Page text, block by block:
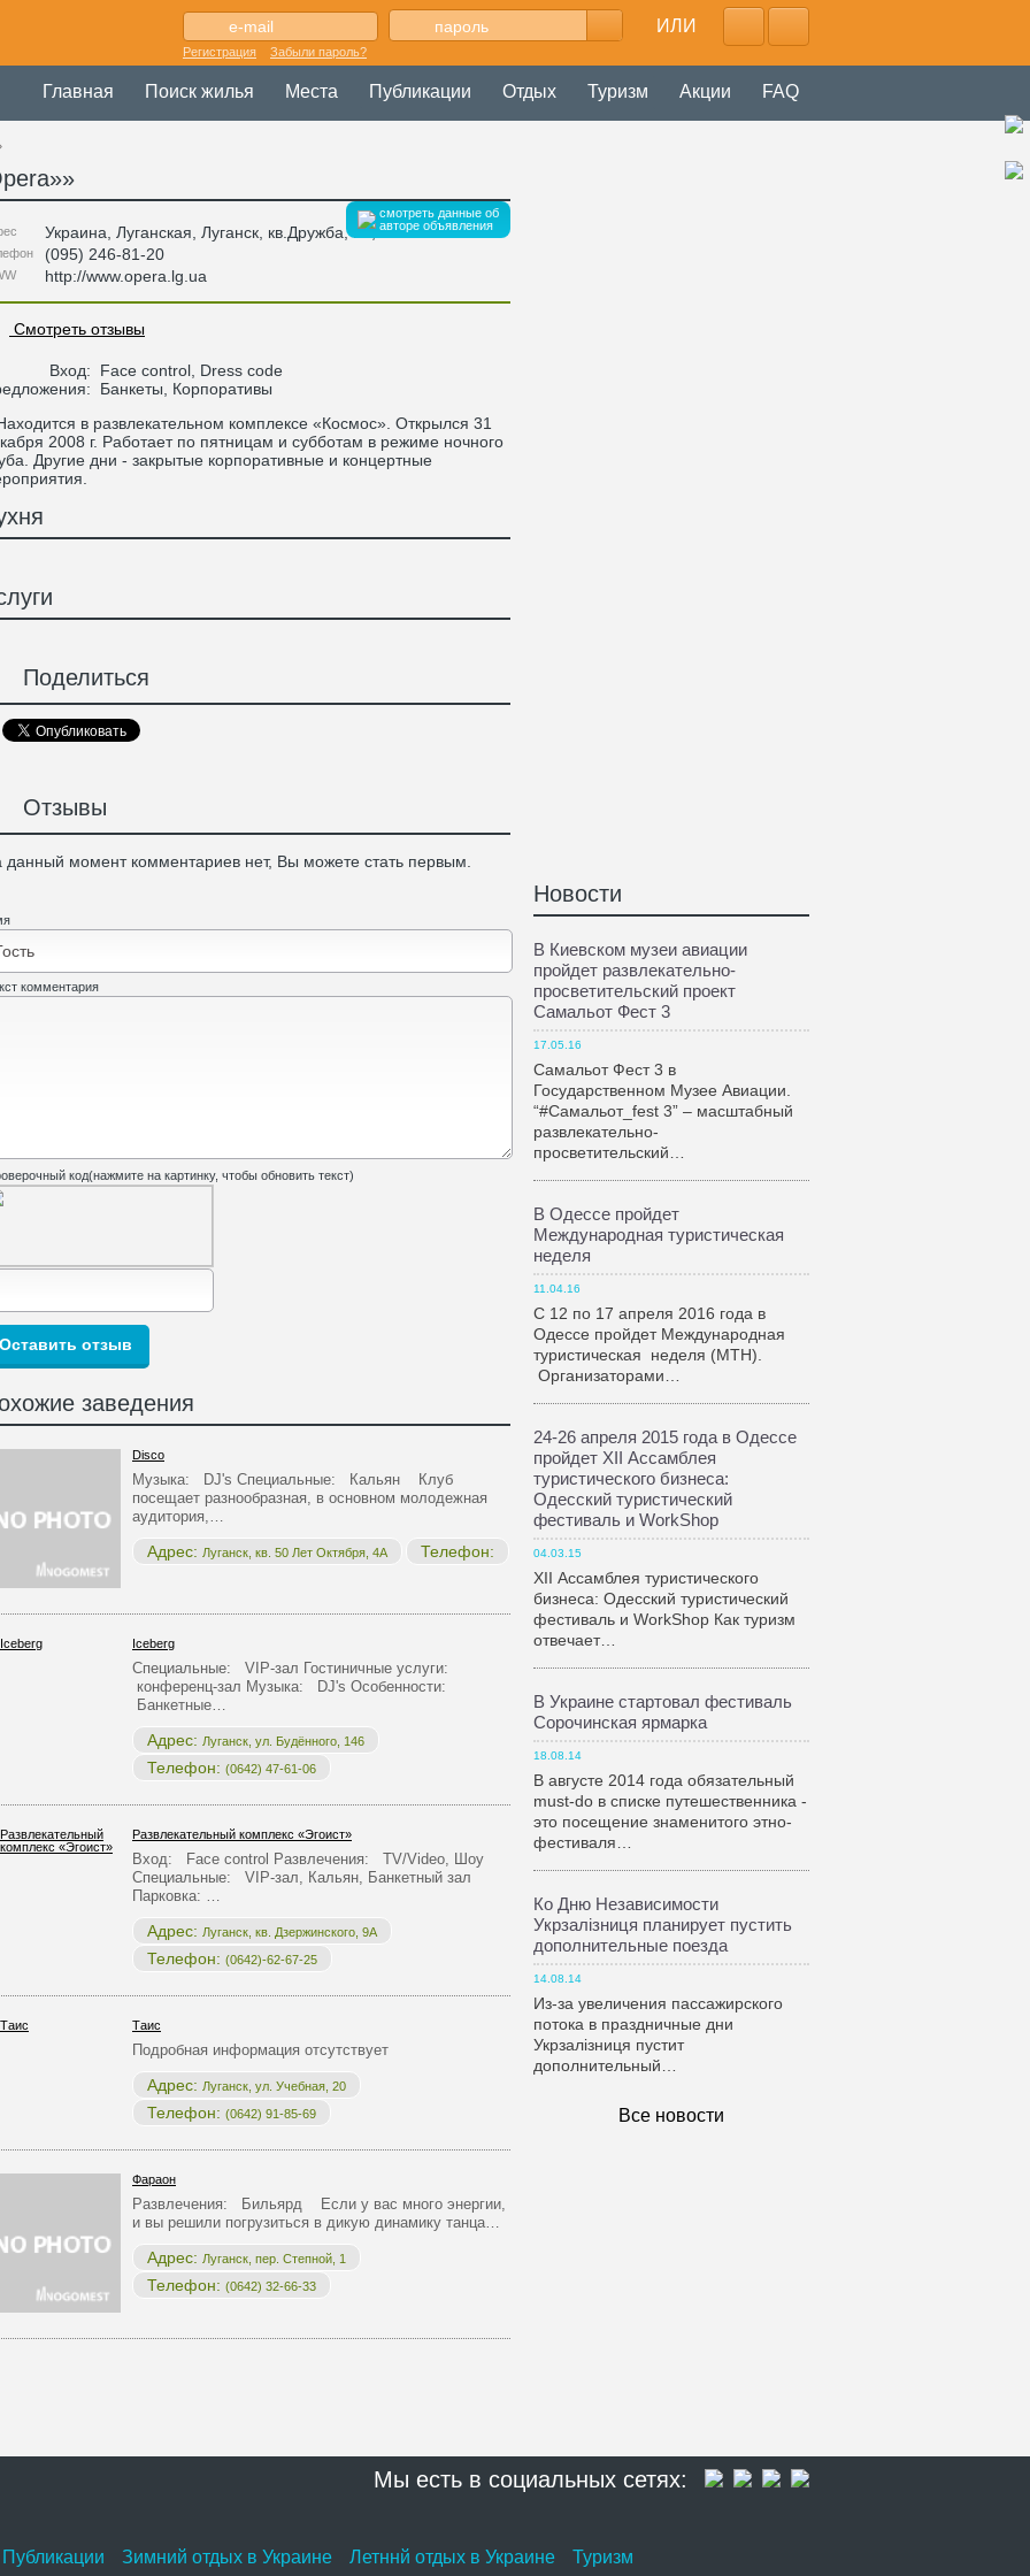
ИЛИ
Регистрация Забыли пароль?
Главная Поиск жилья Места Публикации Отдых Туризм Акции FAQ
»
смотреть данные об
авторе объявления
Украина Луганская , Луганск, кв.Дружба, 19,
(095) 246-81-20
http://www.opera.lg.ua
Смотреть отзывы
Вход:
Face control, Dress code
Банкеты, Корпоративы
в развлекательном комплексе «Космос». Открылся 31
2008 г. Работает по пятницам и субботам в режиме ночного
Другие дни - закрытые корпоративные и концертные
Поделиться
Отзывы
данный момент комментариев нет, Вы можете стать первым.
комментария
код(нажмите на картинку, чтобы обновить текст)
заведения
Disco
Музыка: DJ's Специальные: Кальян Клуб
посещает разнообразная, в основном молодежная
аудитория,…
Адрес: Луганск, кв. 50 Лет Октября, 4А Телефон:
Iceberg
Специальные: VIP-зал Гостиничные услуги:
конференц-зал Музыка: DJ's Особенности:
Банкетные…
Адрес: Луганск, ул. Будённого, 146
Телефон: (0642) 47-61-06
Развлекательный комплекс «Эгоист»
Вход: Face control Развлечения: TV/Video, Шоу
Специальные: VIP-зал, Кальян, Банкетный зал
Парковка: …
Адрес: Луганск, кв. Дзержинского, 9А
Телефон: (0642)-62-67-25
Таис
Подробная информация отсутствует
Адрес: Луганск, ул. Учебная, 20
Телефон: (0642) 91-85-69
Фараон
Развлечения: Бильярд Если у вас много энергии,
и вы решили погрузиться в дикую динамику танца…
Адрес: Луганск, пер. Степной, 1
Телефон: (0642) 32-66-33
Новости
В Киевском музеи авиации
пройдет развлекательно-
просветительский проект
Самальот Фест 3
17.05.16
Самальот Фест 3 в
Государственном Музее Авиации.
“#Самальот_fest 3” – масштабный
развлекательно-
просветительский…
В Одессе пройдет
Международная туристическая
неделя
11.04.16
С 12 по 17 апреля 2016 года в
Одессе пройдет Международная
туристическая неделя (МТН).
Организаторами…
24-26 апреля 2015 года в Одессе
пройдет XII Ассамблея
туристического бизнеса:
Одесский туристический
фестиваль и WorkShop
04.03.15
XII Ассамблея туристического
бизнеса: Одесский туристический
фестиваль и WorkShop Как туризм
отвечает…
В Украине стартовал фестиваль
Сорочинская ярмарка
18.08.14
В августе 2014 года обязательный
must-do в списке путешественника -
это посещение знаменитого этно-
фестиваля…
Ко Дню Независимости
Укрзалiзниця планирует пустить
дополнительные поезда
14.08.14
Из-за увеличения пассажирского
потока в праздничные дни
Укрзалiзниця пустит
дополнительный…
Все новости
Мы есть в социальных сетях:
Публикации Зимний отдых в Украине Летннй отдых в Украине Туризм